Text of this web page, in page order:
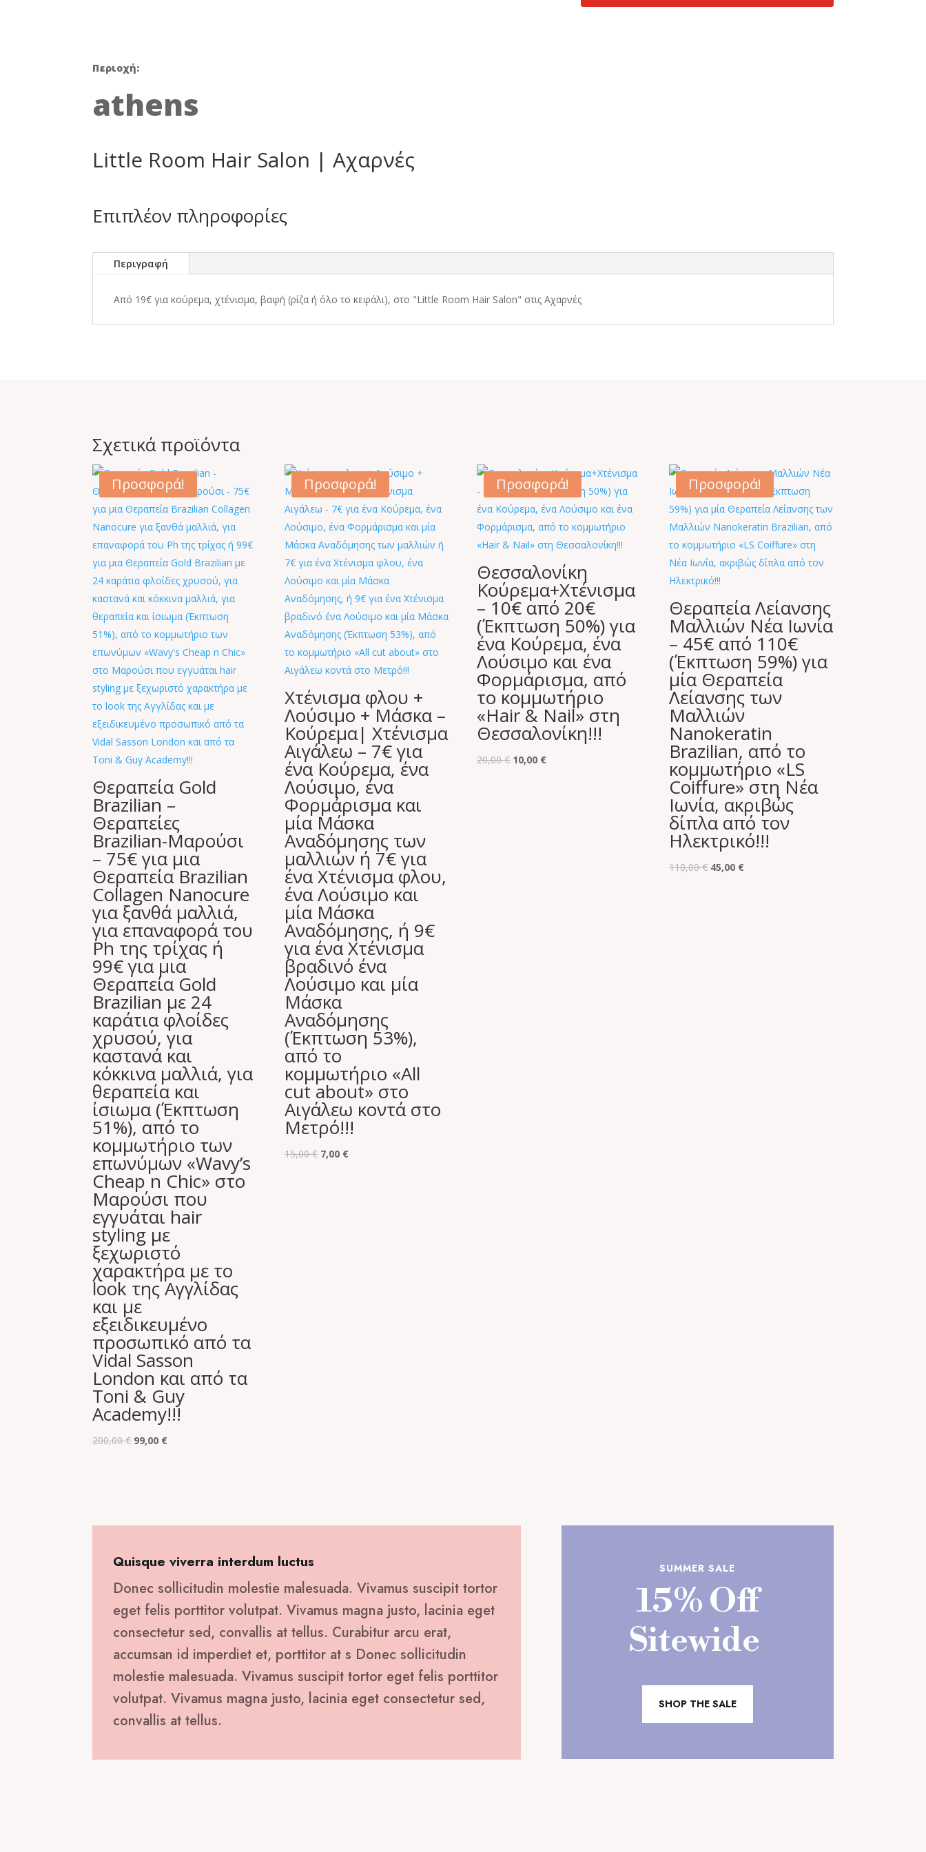
Περιοχή:
athens
Little Room Hair Salon | Αχαρνές
Επιπλέον πληροφορίες
Περιγραφή
Από 19€ για κούρεμα, χτένισμα, βαφή (ρίζα ή όλο το κεφάλι), στο "Little Room Hair Salon" στις Αχαρνές
Σχετικά προϊόντα
Προσφορά!
Θεραπεία Gold
Brazilian –
Θεραπείες
Brazilian-Μαρούσι
– 75€ για μια
Θεραπεία Brazilian
Collagen Nanocure
για ξανθά μαλλιά,
για επαναφορά του
Ph της τρίχας ή
99€ για μια
Θεραπεία Gold
Brazilian με 24
καράτια φλοίδες
χρυσού, για
καστανά και
κόκκινα μαλλιά, για
θεραπεία και
ίσιωμα (Έκπτωση
51%), από το
κομμωτήριο των
επωνύμων «Wavy’s
Cheap n Chic» στο
Μαρούσι που
εγγυάται hair
styling με
ξεχωριστό
χαρακτήρα με το
look της Αγγλίδας
και με
εξειδικευμένο
προσωπικό από τα
Vidal Sasson
London και από τα
Toni & Guy
Academy!!!
200,00€ Original
99,00 €
Προσφορά!
Χτένισμα φλου +
Λούσιμο + Μάσκα –
Κούρεμα| Χτένισμα
Αιγάλεω – 7€ για
ένα Κούρεμα, ένα
Λούσιμο, ένα
Φορμάρισμα και
μία Μάσκα
Αναδόμησης των
μαλλιών ή 7€ για
ένα Χτένισμα φλου,
ένα Λούσιμο και
μία Μάσκα
Αναδόμησης, ή 9€
για ένα Χτένισμα
βραδινό ένα
Λούσιμο και μία
Μάσκα
Αναδόμησης
(Έκπτωση 53%),
από το
κομμωτήριο «All
cut about» στο
Αιγάλεω κοντά στο
Μετρό!!!
15,00€ Original
7,00 €
Προσφορά!
Θεσσαλονίκη
Κούρεμα+Xτένισμα
– 10€ από 20€
(Έκπτωση 50%) για
ένα Κούρεμα, ένα
Λούσιμο και ένα
Φορμάρισμα, από
το κομμωτήριο
«Hair & Nail» στη
Θεσσαλονίκη!!!
20,00€ Original
10,00 €
Προσφορά!
Θεραπεία Λείανσης
Mαλλιών Νέα Ιωνία
– 45€ από 110€
(Έκπτωση 59%) για
μία Θεραπεία
Λείανσης των
Mαλλιών
Nanokeratin
Brazilian, από το
κομμωτήριο «LS
Coiffure» στη Νέα
Ιωνία, ακριβώς
δίπλα από τον
Ηλεκτρικό!!!
110,00€ Original
45,00 €
Quisque viverra interdum luctus
Donec sollicitudin molestie malesuada. Vivamus suscipit tortor
eget felis porttitor volutpat. Vivamus magna justo, lacinia eget
consectetur sed, convallis at tellus. Curabitur arcu erat,
accumsan id imperdiet et, porttitor at s Donec sollicitudin
molestie malesuada. Vivamus suscipit tortor eget felis porttitor
volutpat. Vivamus magna justo, lacinia eget consectetur sed,
convallis at tellus.
SUMMER SALE
15% Off
Sitewide
SHOP THE SALE